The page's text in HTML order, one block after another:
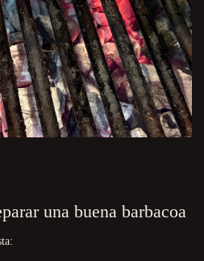
una buena barbacoa